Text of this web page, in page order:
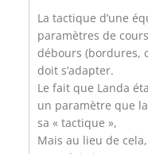
La tactique d’une
paramètres de
débours (bordures,
doit s’adapter.
Le fait que Landa
un paramètre que
sa « tactique »,
Mais au lieu de